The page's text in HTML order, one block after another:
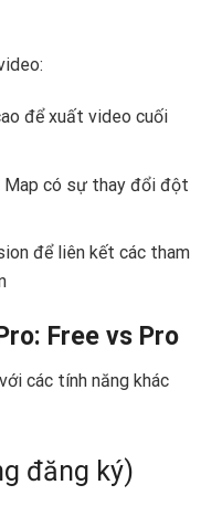
để xuất video cuối
Map có sự thay đổi đột
để liên kết các tham
Free vs Pro
các tính năng khác
đăng ký)